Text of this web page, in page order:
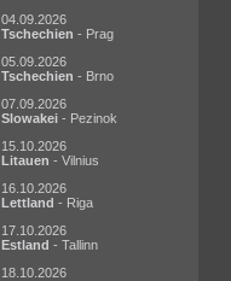
04.09.2026
Tschechien - Prag
05.09.2026
Tschechien - Brno
07.09.2026
Slowakei - Pezinok
15.10.2026
Litauen - Vilnius
16.10.2026
Lettland - Riga
17.10.2026
Estland - Tallinn
18.10.2026